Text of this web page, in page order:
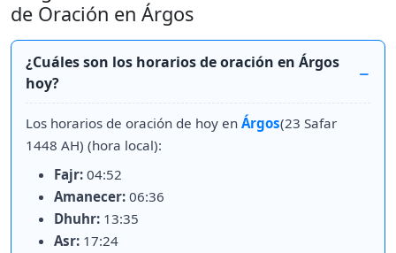
de Oración en Árgos
¿Cuáles son los horarios de oración en Árgos
hoy?
Los horarios de oración de hoy en Árgos(23 Safar
1448 AH) (hora local):
Fajr: 04:52
Amanecer: 06:36
Dhuhr: 13:35
Asr: 17:24